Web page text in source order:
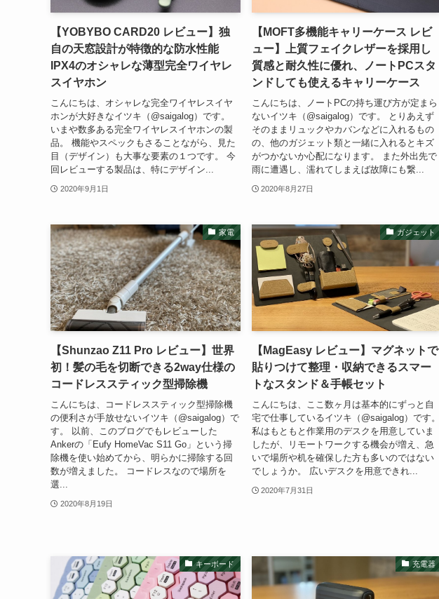
【YOBYBO CARD20 レビュー】独
自の天窓設計が特徴的な防水性能
IPX4のオシャレな薄型完全ワイヤレ
スイヤホン
こんにちは、オシャレな完全ワイヤレスイヤ
ホンが大好きなイツキ（@saigalog）です。
いまや数多ある完全ワイヤレスイヤホンの製
品。 機能やスペックもさることながら、見た
目（デザイン）も大事な要素の１つです。 今
回レビューする製品は、特にデザイン...
2020年9月1日
【MOFT多機能キャリーケース レビ
ュー】上質フェイクレザーを採用し
質感と耐久性に優れ、ノートPCスタ
ンドしても使えるキャリーケース
こんにちは、ノートPCの持ち運び方が定まら
ないイツキ（@saigalog）です。 とりあえず
そのままリュックやカバンなどに入れるもの
の、他のガジェット類と一緒に入れるとキズ
がつかないか心配になります。 また外出先で
雨に遭遇し、濡れてしまえば故障にも繋...
2020年8月27日
家電
【Shunzao Z11 Pro レビュー】世界
初！髪の毛を切断できる2way仕様の
コードレススティック型掃除機
こんにちは、コードレススティック型掃除機
の便利さが手放せないイツキ（@saigalog）で
す。 以前、このブログでもレビューした
Ankerの「Eufy HomeVac S11 Go」という掃
除機を使い始めてから、明らかに掃除する回
数が増えました。 コードレスなので場所を
選...
2020年8月19日
ガジェット
【MagEasy レビュー】マグネットで
貼りつけて整理・収納できるスマー
トなスタンド＆手帳セット
こんにちは、ここ数ヶ月は基本的にずっと自
宅で仕事しているイツキ（@saigalog）です。
私はもともと作業用のデスクを用意していま
したが、リモートワークする機会が増え、急
いで場所や机を確保した方も多いのではない
でしょうか。 広いデスクを用意できれ...
2020年7月31日
キーボード 充電器